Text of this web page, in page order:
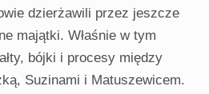
dzierżawili przez jeszcze
majątki. Właśnie w tym
bójki i procesy między
Suzinami i Matuszewicem.